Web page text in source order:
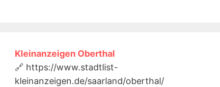
Kleinanzeigen Oberthal
🔗 https://www.stadtlist-
kleinanzeigen.de/saarland/oberthal/